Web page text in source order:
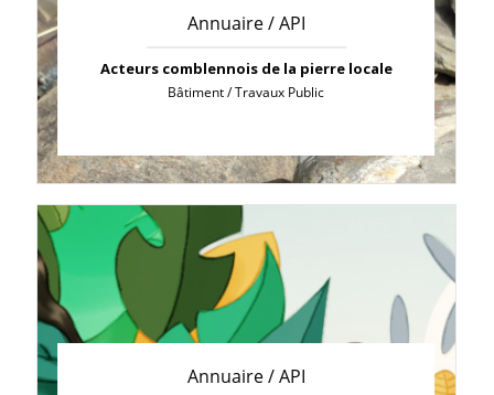
Annuaire / API
Acteurs comblennois de la pierre locale
Bâtiment / Travaux Public
Annuaire / API